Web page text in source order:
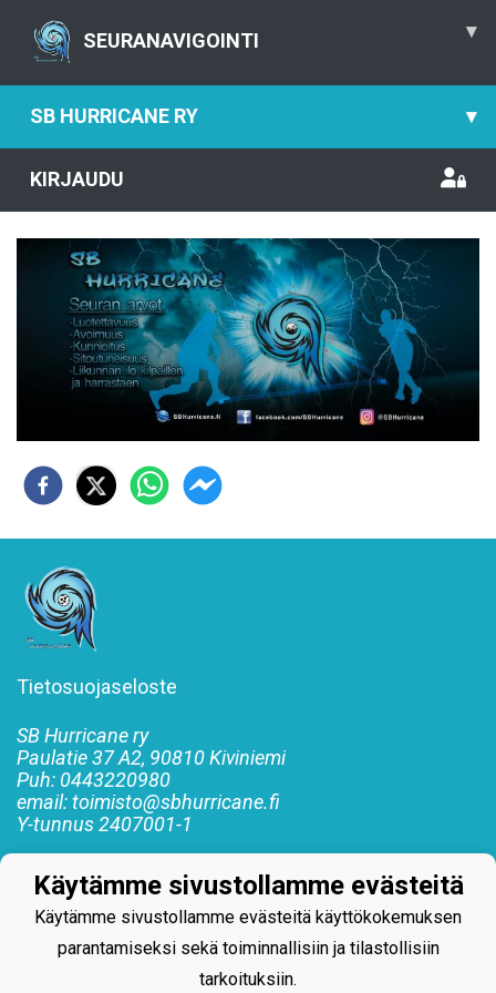
SEURANAVIGOINTI ▾
SB HURRICANE RY ▾
KIRJAUDU
Tietosuojaseloste
SB Hurricane ry
Paulatie 37 A2, 90810 Kiviniemi
Puh: 0443220980
email: toimisto@sbhurricane.fi
Y-tunnus2407001-1
#SBHurricane #SBH #Hurrikaanit
#Floorballrockyoulikeahurricane #Salibandy
Käytämme sivustollamme evästeitä
Käytämme sivustollamme evästeitä käyttökokemuksen
parantamiseksi sekä toiminnallisiin ja tilastollisiin
tarkoituksiin.